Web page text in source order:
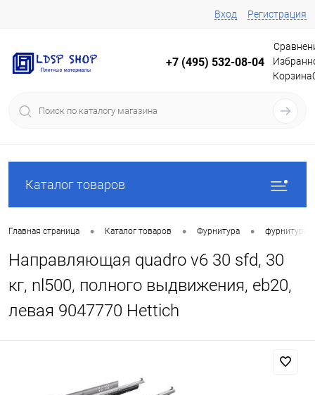
Вход Регистрация
+7 (495) 532-08-04
Корзина
Каталог товаров
Главная страница • Каталог товаров • Фурнитура • фурнитура
Направляющая quadro v6 30 sfd, 30
кг, nl500, полного выдвижения, eb20,
левая 9047770 Hettich